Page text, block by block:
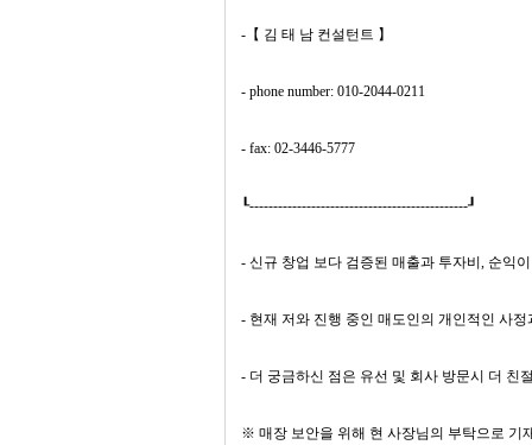
-【 김 태 남 컨설턴트 】
- phone number: 010-2044-0211
- fax: 02-3446-5777
┖----------------------------------------------┚
- 신규 창업 보다 검증된 매출과 투자비, 순익
- 현재 저와 진행 중인 매도인의 개인적인 사
- 더 궁금하신 점은 유선 및 회사 방문시 더 친
※ 매장 보안을 위해 현 사장님의 부탁으로 기